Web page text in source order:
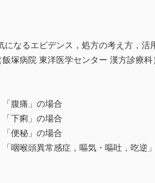
になるエビデンス，処方の考え方，活
塚病院 東洋医学センター 漢方診療科
腹痛」の場合
下痢」の場合
便秘」の場合
咽喉頭異常感症，嘔気・嘔吐，吃逆